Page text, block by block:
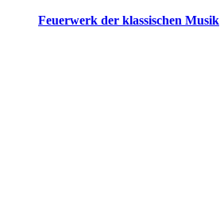
Feuerwerk der klassischen Musik